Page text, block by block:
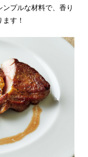
プルな材料で、香り
す！